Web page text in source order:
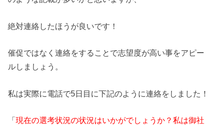
絶対連絡したほうが良いです！
催促ではなく連絡をすることで志望度が高い事をアピー
ルしましょう。
私は実際に電話で5日目に下記のように連絡をしました！
「現在の選考状況の状況はいかがでしょうか？私は御社